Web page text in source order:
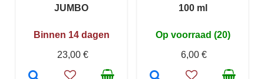
JUMBO
Binnen 14 dagen
23,00 €
100 ml
Op voorraad (20)
6,00 €